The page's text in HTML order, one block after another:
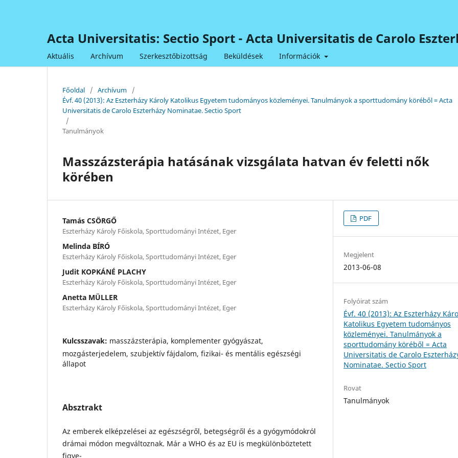
Acta Universitatis: Sectio Sport - Acta Universitatis de Carolo
Aktuális Archívum Szerkesztőbizottság Beküldések Információk
Főoldal / Archívum
/
Évf. 40 (2013): Az Eszterházy Károly Katolikus Egyetem tudományos közleményei. Tanulmányok a sporttudomány köréből = Acta
Universitatis de Carolo Eszterházy Nominatae. Sectio Sport
/
Tanulmányok
Masszázsterápia hatásának vizsgálata hatvan év feletti nők
körében
Tamás CSÖRGŐ
Eszterházy Károly Főiskola, Sporttudományi Intézet, Eger
Melinda BÍRÓ
Eszterházy Károly Főiskola, Sporttudományi Intézet, Eger
Judit KOPKÁNÉ PLACHY
Eszterházy Károly Főiskola, Sporttudományi Intézet, Eger
Anetta MÜLLER
Eszterházy Károly Főiskola, Sporttudományi Intézet, Eger
Kulcsszavak: masszázsterápia, komplementer gyógyászat,
mozgásterjedelem, szubjektív fájdalom, fizikai- és mentális egészségi
állapot
Absztrakt
Az emberek elképzelései az egészségről, betegségről és a gyógymódokról
drámai módon megváltoznak. Már a WHO és az EU is megkülönböztetett
figye-
PDF
Megjelent
2013-06-08
Folyóirat szám
Évf. 40 (2013): Az Eszterházy
Katolikus Egyetem tudományos
közleményei. Tanulmányok a
sporttudomány köréből = Acta
Universitatis de Carolo
Nominatae. Sectio Sport
Rovat
Tanulmányok